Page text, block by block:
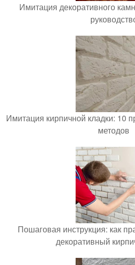
Имитация декоративного
Имитация кирпичной кладки: 10
методов
Пошаговая инструкция: как
декоративный